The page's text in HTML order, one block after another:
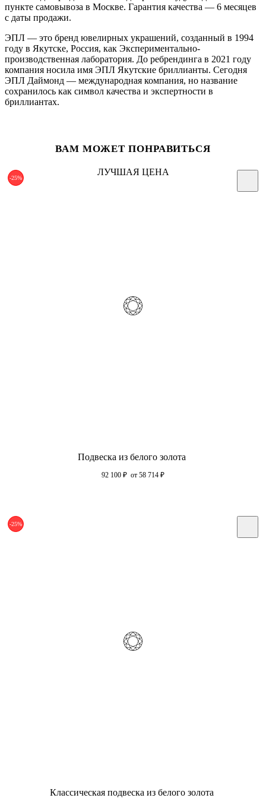
пункте самовывоза в Москве. Гарантия качества — 6 месяцев
с даты продажи.
ЭПЛ — это бренд ювелирных украшений, созданный в 1994
году в Якутске, Россия, как Экспериментально-
производственная лаборатория. До ребрендинга в 2021 году
компания носила имя ЭПЛ Якутские бриллианты. Сегодня
ЭПЛ Даймонд — международная компания, но название
сохранилось как символ качества и экспертности в
бриллиантах.
ВАМ МОЖЕТ ПОНРАВИТЬСЯ
-25%
ЛУЧШАЯ ЦЕНА
Подвеска из белого золота
92 100 ₽ от 58 714 ₽
-25%
Классическая подвеска из белого золота